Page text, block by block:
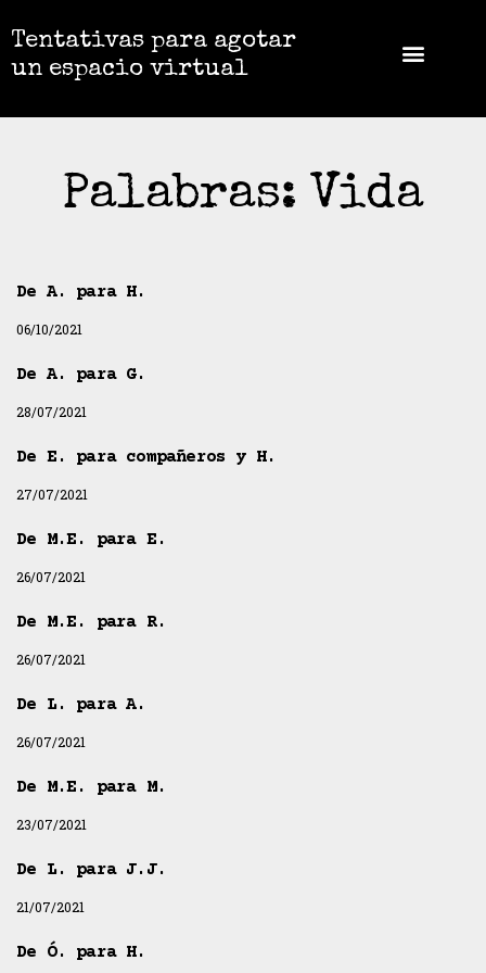
Tentativas para agotar
un espacio virtual
Palabras: Vida
De A. para H.
06/10/2021
De A. para G.
28/07/2021
De E. para compañeros y H.
27/07/2021
De M.E. para E.
26/07/2021
De M.E. para R.
26/07/2021
De L. para A.
26/07/2021
De M.E. para M.
23/07/2021
De L. para J.J.
21/07/2021
De Ó. para H.